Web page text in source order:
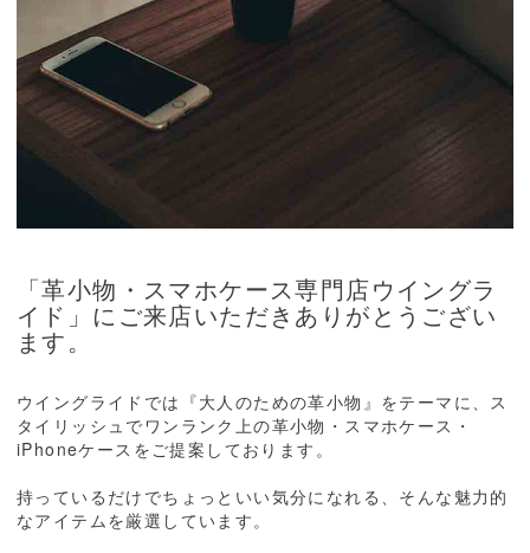
「革小物・スマホケース専門店ウイングラ
イド」にご来店いただきありがとうござい
ます。
ウイングライドでは『大人のための革小物』をテーマに、ス
タイリッシュでワンランク上の革小物・スマホケース・
iPhoneケースをご提案しております。
持っているだけでちょっといい気分になれる、そんな魅力的
なアイテムを厳選しています。